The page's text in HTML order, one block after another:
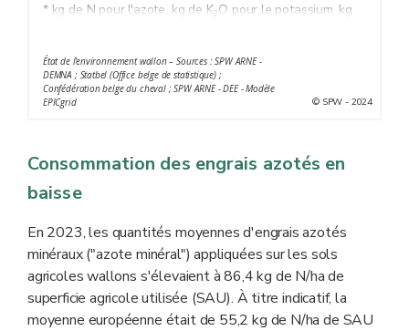
* kg de N pour l'azote, kg de K2O pour le potassium, kg
** Superficie agricole utilisée.
*** Somme de "Azote minéral" et "Azote organique -
effluents d'élevage". Les données relatives aux apports
sucreries, composts, digestats de biométhanisation) ne
sont pas encore suffisamment consolidées pour être
État de l'environnement wallon – Sources : SPW ARNE -
DEMNA ; Statbel (Office belge de statistique) ;
Confédération belge du cheval ; SPW ARNE - DEE - Modèle
EPICgrid
© SPW - 2024
Consommation des engrais azotés en
baisse
En 2023, les quantités moyennes d'engrais azotés
minéraux ("azote minéral") appliquées sur les sols
agricoles wallons s'élevaient à 86,4 kg de N/ha de
superficie agricole utilisée (SAU). À titre indicatif, la
moyenne européenne était de 55,2 kg de N/ha de SAU